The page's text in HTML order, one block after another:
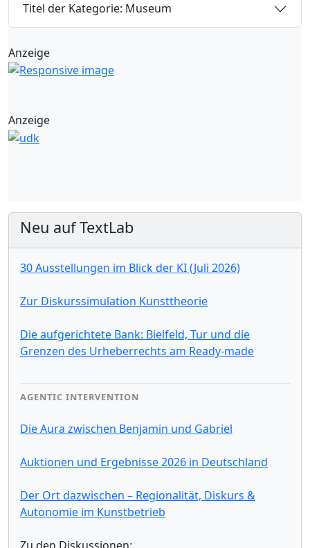
Titel der Kategorie: Museum
Anzeige
Anzeige
Neu auf TextLab
30 Ausstellungen im Blick der KI (Juli 2026)
Zur Diskurssimulation Kunsttheorie
Die aufgerichtete Bank: Bielfeld, Tur und die
Grenzen des Urheberrechts am Ready-made
AGENTIC INTERVENTION
Die Aura zwischen Benjamin und Gabriel
Auktionen und Ergebnisse 2026 in Deutschland
Der Ort dazwischen – Regionalität, Diskurs &
Autonomie im Kunstbetrieb